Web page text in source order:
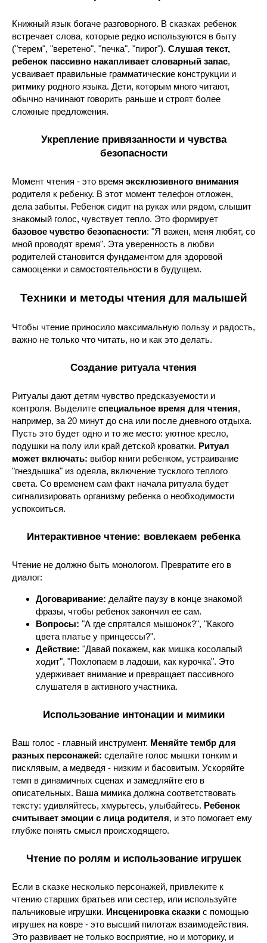
Книжный язык богаче разговорного. В сказках ребенок
встречает слова, которые редко используются в быту
("терем", "веретено", "печка", "пирог"). Слушая текст,
ребенок пассивно накапливает словарный запас,
усваивает правильные грамматические конструкции и
ритмику родного языка. Дети, которым много читают,
обычно начинают говорить раньше и строят более
сложные предложения.
Укрепление привязанности и чувства
безопасности
Момент чтения - это время эксклюзивного внимания
родителя к ребенку. В этот момент телефон отложен,
дела забыты. Ребенок сидит на руках или рядом, слышит
знакомый голос, чувствует тепло. Это формирует
базовое чувство безопасности: "Я важен, меня любят, со
мной проводят время". Эта уверенность в любви
родителей становится фундаментом для здоровой
самооценки и самостоятельности в будущем.
Техники и методы чтения для малышей
Чтобы чтение приносило максимальную пользу и радость,
важно не только что читать, но и как это делать.
Создание ритуала чтения
Ритуалы дают детям чувство предсказуемости и
контроля. Выделите специальное время для чтения,
например, за 20 минут до сна или после дневного отдыха.
Пусть это будет одно и то же место: уютное кресло,
подушки на полу или край детской кроватки. Ритуал
может включать: выбор книги ребенком, устраивание
"гнездышка" из одеяла, включение тусклого теплого
света. Со временем сам факт начала ритуала будет
сигнализировать организму ребенка о необходимости
успокоиться.
Интерактивное чтение: вовлекаем ребенка
Чтение не должно быть монологом. Превратите его в
диалог:
Договаривание: делайте паузу в конце знакомой
фразы, чтобы ребенок закончил ее сам.
Вопросы: "А где спрятался мышонок?", "Какого
цвета платье у принцессы?".
Действие: "Давай покажем, как мишка косолапый
ходит", "Похлопаем в ладоши, как курочка". Это
удерживает внимание и превращает пассивного
слушателя в активного участника.
Использование интонации и мимики
Ваш голос - главный инструмент. Меняйте тембр для
разных персонажей: сделайте голос мышки тонким и
писклявым, а медведя - низким и басовитым. Ускоряйте
темп в динамичных сценах и замедляйте его в
описательных. Ваша мимика должна соответствовать
тексту: удивляйтесь, хмурьтесь, улыбайтесь. Ребенок
считывает эмоции с лица родителя, и это помогает ему
глубже понять смысл происходящего.
Чтение по ролям и использование игрушек
Если в сказке несколько персонажей, привлеките к
чтению старших братьев или сестер, или используйте
пальчиковые игрушки. Инсценировка сказки с помощью
игрушек на ковре - это высший пилотаж взаимодействия.
Это развивает не только восприятие, но и моторику, и